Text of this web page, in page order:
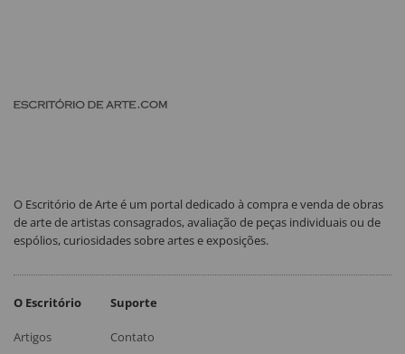
O Escritório de Arte é um portal dedicado à compra e venda de obras
de arte de artistas consagrados, avaliação de peças individuais ou de
espólios, curiosidades sobre artes e exposições.
O Escritório
Artigos
Suporte
Contato